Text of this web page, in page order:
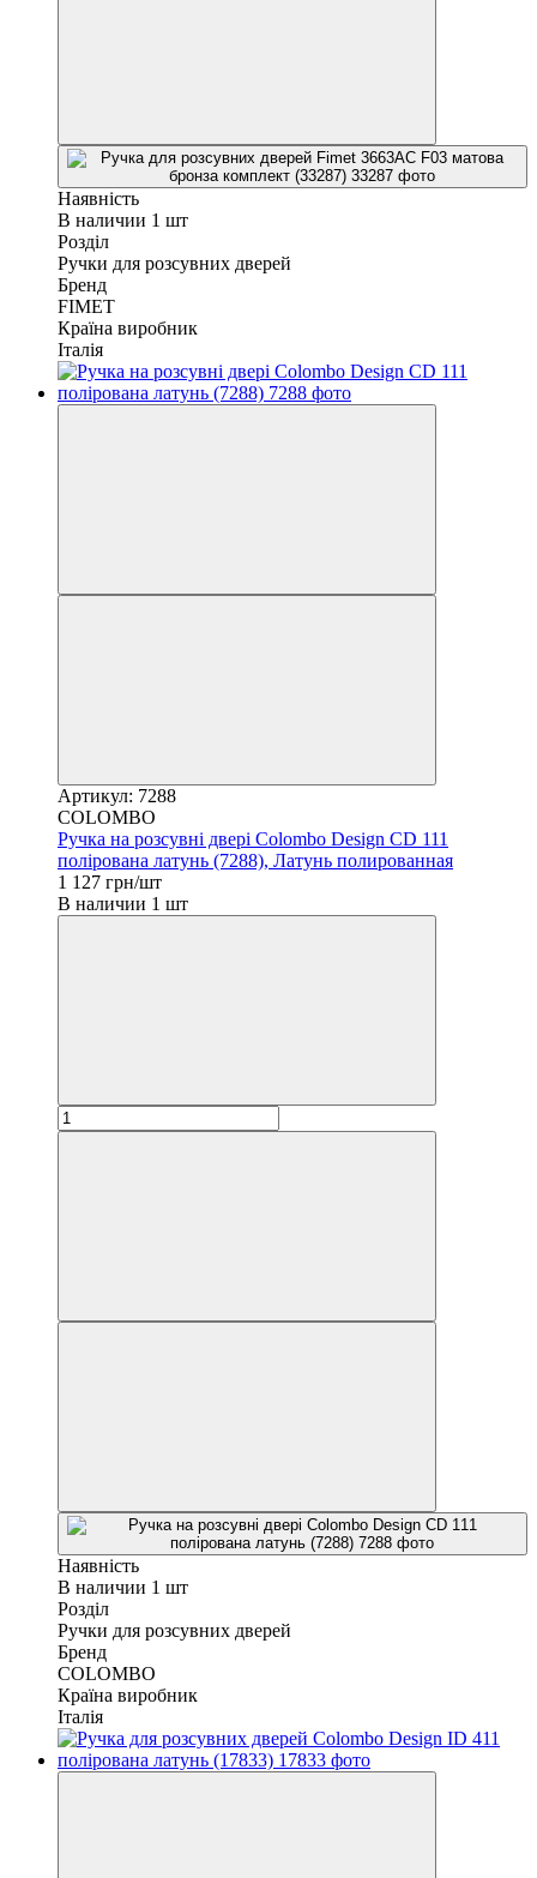
Наявність
В наличии 1 шт
Розділ
Ручки для розсувних дверей
Бренд
FIMET
Країна виробник
Італія
Артикул: 7288
COLOMBO
Ручка на розсувні двері Colombo Design CD 111
полірована латунь (7288), Латунь полированная
1 127 грн/шт
В наличии 1 шт
Наявність
В наличии 1 шт
Розділ
Ручки для розсувних дверей
Бренд
COLOMBO
Країна виробник
Італія